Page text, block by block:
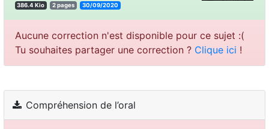
386.4 Kio 2 pages 30/09/2020
Aucune correction n'est disponible pour ce sujet :(
Tu souhaites partager une correction ? Clique ici !
Compréhension de l’oral